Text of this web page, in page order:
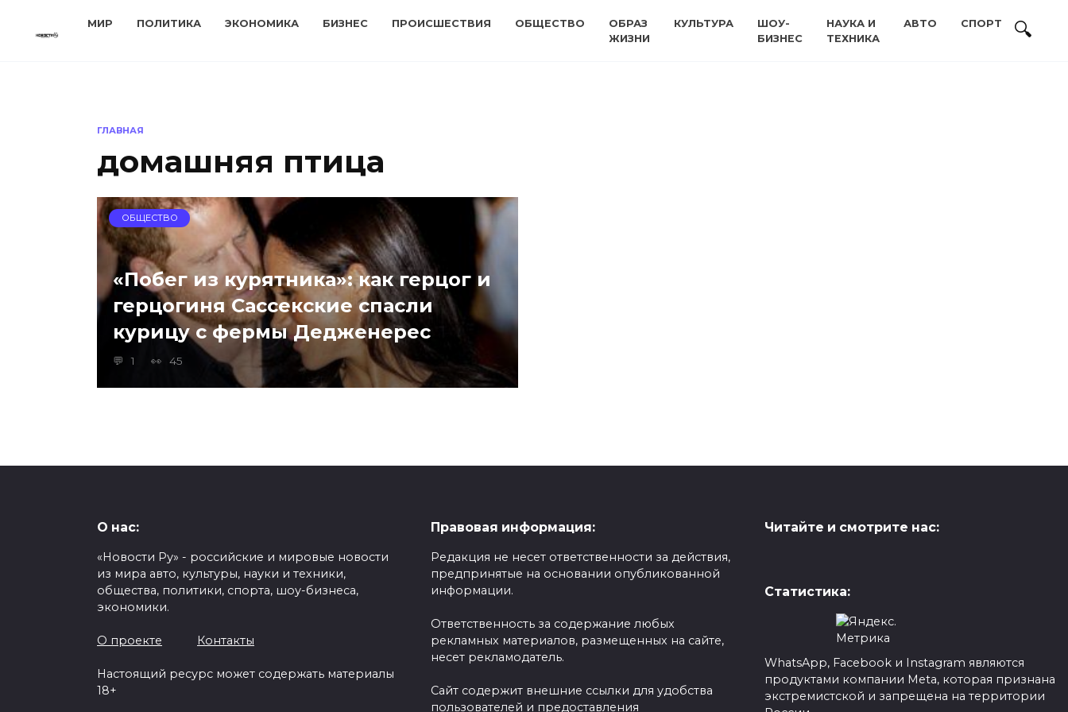
МИР ПОЛИТИКА ЭКОНОМИКА БИЗНЕС ПРОИСШЕСТВИЯ ОБЩЕСТВО
ОБРАЗ
ЖИЗНИ
КУЛЬТУРА
ШОУ-
БИЗНЕС
НАУКА И
ТЕХНИКА
АВТО СПОРТ
ГЛАВНАЯ
домашняя птица
ОБЩЕСТВО
«Побег из курятника»: как герцог и
герцогиня Сассекские спасли
курицу с фермы Дедженерес
1 45
О нас:
«Новости Ру» - российские и мировые новости
из мира авто, культуры, науки и техники,
общества, политики, спорта, шоу-бизнеса,
экономики.
О проекте Контакты
Настоящий ресурс может содержать материалы
18+
Правовая информация:
Редакция не несет ответственности за действия,
предпринятые на основании опубликованной
информации.
Ответственность за содержание любых
рекламных материалов, размещенных на сайте,
несет рекламодатель.
Сайт содержит внешние ссылки для удобства
пользователей и предоставления
Читайте и смотрите нас:
Статистика:
WhatsApp, Facebook и Instagram являются
продуктами компании Meta, которая признана
экстремистской и запрещена на территории